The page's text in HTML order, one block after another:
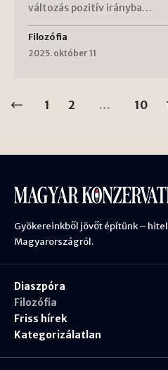
változás pozitív irányba…
Filozófia
2025. október 11
1 2 … 10
Gyökereinkből jövőt építünk –
Magyarországról.
Diaszpóra
Filozófia
Friss hírek
Kategorizálatlan